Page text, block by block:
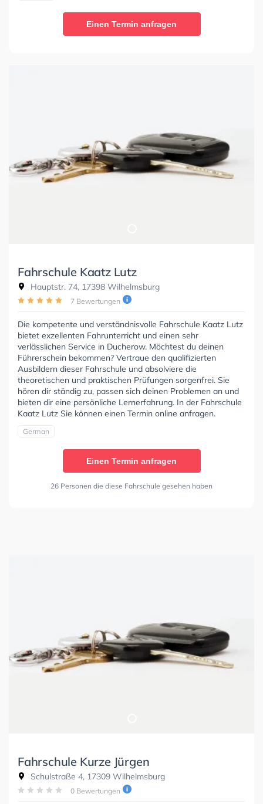
Einen Termin anfragen
Fahrschule Kaatz Lutz
Hauptstr. 74, 17398 Wilhelmsburg
7 Bewertungen
Die kompetente und verständnisvolle Fahrschule Kaatz Lutz
bietet exzellenten Fahrunterricht und einen sehr
verlässlichen Service in Ducherow. Möchtest du deinen
Führerschein bekommen? Vertraue den qualifizierten
Ausbildern dieser Fahrschule und absolviere die
theoretischen und praktischen Prüfungen sorgenfrei. Sie
hören dir ständig zu, passen sich deinen Problemen an und
bieten dir eine persönliche Lernerfahrung. In der Fahrschule
Kaatz Lutz Sie können einen Termin online anfragen.
German
Einen Termin anfragen
26 Personen die diese Fahrschule gesehen haben
Fahrschule Kurze Jürgen
Schulstraße 4, 17309 Wilhelmsburg
0 Bewertungen